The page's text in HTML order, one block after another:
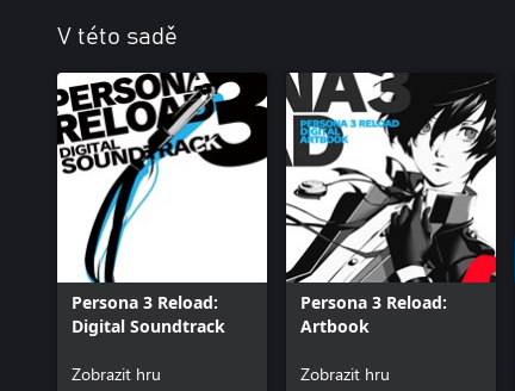
V této sadě
Persona 3 Reload:
Digital Soundtrack
Zobrazit hru
Persona 3 Reload:
Artbook
Zobrazit hru